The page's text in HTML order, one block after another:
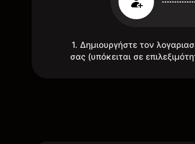
1. Δημιουργήστε τον
σας (υπόκειται σε